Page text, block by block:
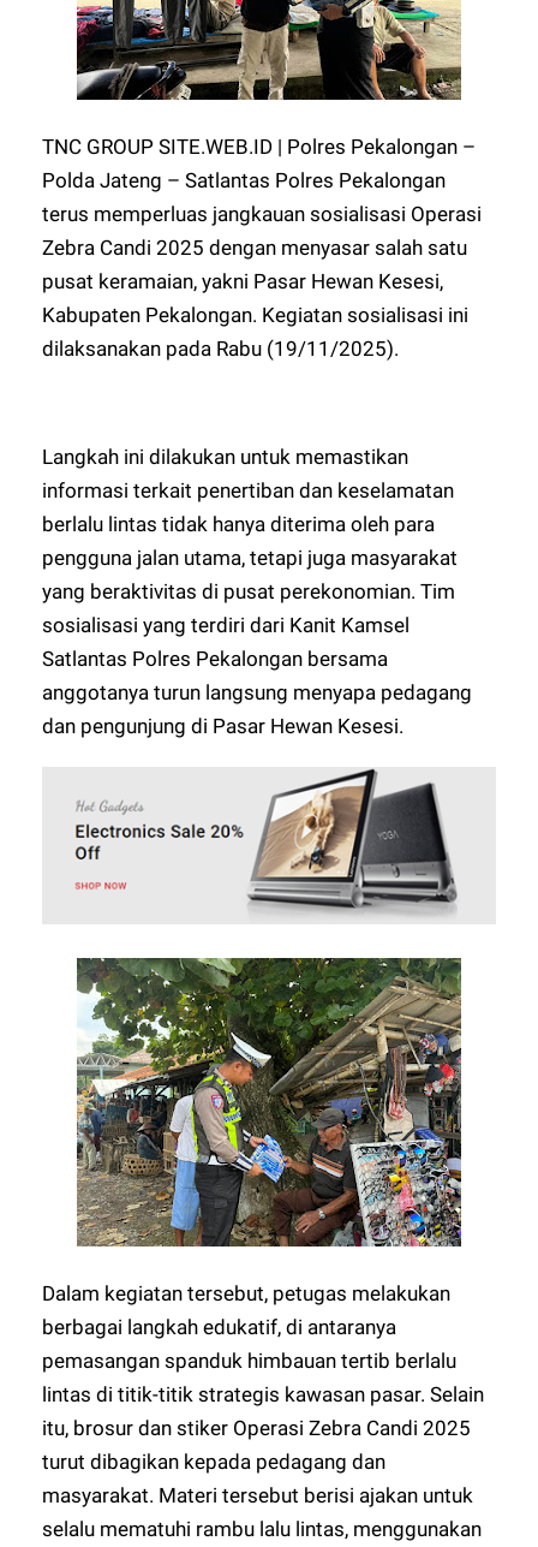
TNC GROUP SITE.WEB.ID | Polres Pekalongan –
Polda Jateng – Satlantas Polres Pekalongan
terus memperluas jangkauan sosialisasi Operasi
Zebra Candi 2025 dengan menyasar salah satu
pusat keramaian, yakni Pasar Hewan Kesesi,
Kabupaten Pekalongan. Kegiatan sosialisasi ini
dilaksanakan pada Rabu (19/11/2025).
Langkah ini dilakukan untuk memastikan
informasi terkait penertiban dan keselamatan
berlalu lintas tidak hanya diterima oleh para
pengguna jalan utama, tetapi juga masyarakat
yang beraktivitas di pusat perekonomian. Tim
sosialisasi yang terdiri dari Kanit Kamsel
Satlantas Polres Pekalongan bersama
anggotanya turun langsung menyapa pedagang
dan pengunjung di Pasar Hewan Kesesi.
Dalam kegiatan tersebut, petugas melakukan
berbagai langkah edukatif, di antaranya
pemasangan spanduk himbauan tertib berlalu
lintas di titik-titik strategis kawasan pasar. Selain
itu, brosur dan stiker Operasi Zebra Candi 2025
turut dibagikan kepada pedagang dan
masyarakat. Materi tersebut berisi ajakan untuk
selalu mematuhi rambu lalu lintas, menggunakan